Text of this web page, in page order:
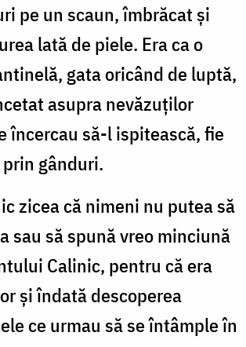
pe un scaun, îmbrăcat și
lată de piele. Era ca o
gata oricând de luptă,
asupra nevăzuților
încercau să-l ispitească, fie
gânduri.
zicea că nimeni nu putea să
sau să spună vreo minciună
Calinic, pentru că era
și îndată descoperea
ce urmau să se întâmple în